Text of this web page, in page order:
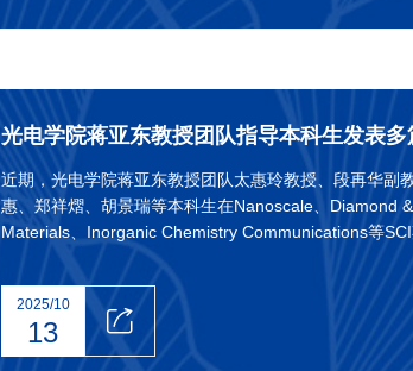
近期，光电学院蒋亚东教授团队太惠玲教授、段再华副
惠、郑祥熠、胡景瑞等本科生在Nanoscale、Diamond
Materials、Inorganic Chemistry Communications等SCI
论文（电子科技大学为唯一署名单位），指导本科生杨
和唐冬清荣获中国大学生机械工程创新创意大赛一等奖。
2025/10
13